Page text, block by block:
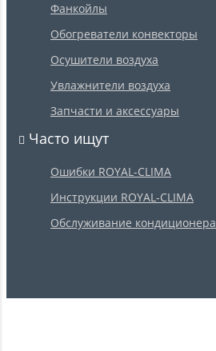
Фанкойлы
Обогреватели конвекторы
Осушители воздуха
Увлажнители воздуха
Запчасти и аксессуары
Часто ищут
Ошибки ROYAL-CLIMA
Инструкции ROYAL-CLIMA
Обслуживание кондиционера